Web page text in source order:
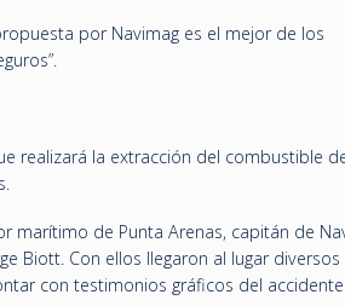
por Navimag es el mejor de los
realizará la extracción del combustible
de Punta Arenas, capitán de
Biott. Con ellos llegaron al lugar
con testimonios gráficos del accidente